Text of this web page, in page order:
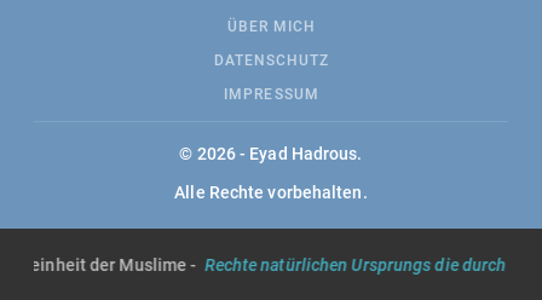
ÜBER MICH
DATENSCHUTZ
IMPRESSUM
© 2026 - Eyad Hadrous.
Alle Rechte vorbehalten.
der Muslime -Rechte natürlichen Ursprungs die durch die